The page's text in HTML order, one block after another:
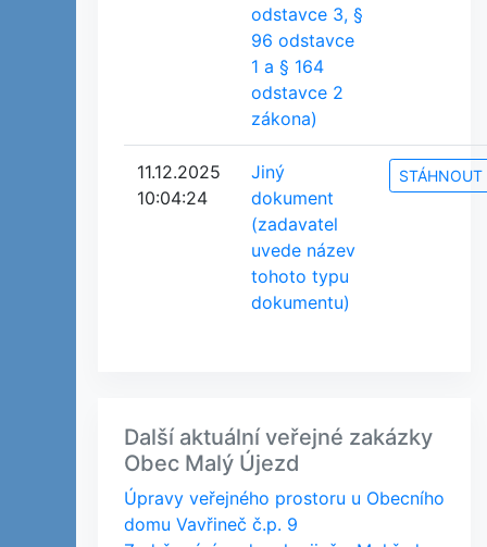
odstavce 3, §
96 odstavce
1 a § 164
odstavce 2
zákona)
11.12.2025
10:04:24
Jiný
dokument
(zadavatel
uvede název
tohoto typu
dokumentu)
STÁHNOUT
Další aktuální veřejné zakázky
Obec Malý Újezd
Úpravy veřejného prostoru u Obecního
domu Vavřineč č.p. 9